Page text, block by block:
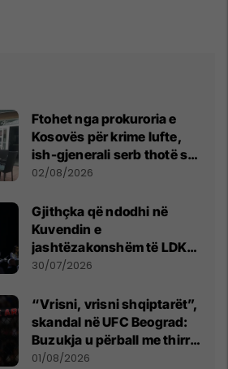
Ftohet nga prokuroria e
Kosovës për krime lufte,
ish-gjenerali serb thotë se
dikush e tradhtoi në
02/08/2026
Gjithçka që ndodhi në
Kuvendin e
jashtëzakonshëm të LDK-
së
30/07/2026
“Vrisni, vrisni shqiptarët”,
skandal në UFC Beograd:
Buzukja u përball me thirrje
anti-shqiptare nga
01/08/2026